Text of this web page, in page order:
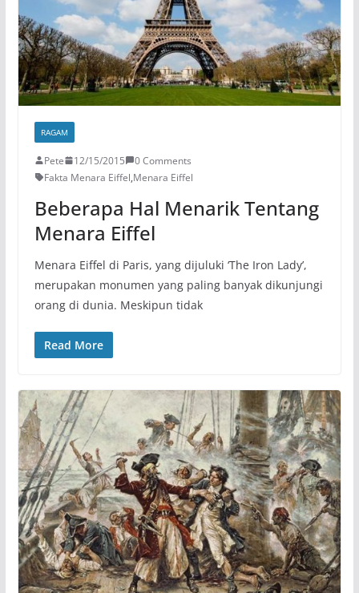
RAGAM
Pete 12/15/2015
0 Comments
Fakta Menara Eiffel,Menara Eiffel
Beberapa Hal Menarik Tentang
Menara Eiffel
Menara Eiffel di Paris, yang dijuluki ‘The Iron Lady’,
merupakan monumen yang paling banyak dikunjungi
orang di dunia. Meskipun tidak
Read More